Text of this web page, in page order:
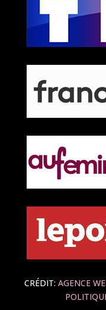
CRÉDIT: AGENCE